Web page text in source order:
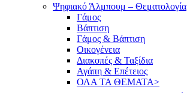
Ψηφιακό Άλμπουμ – Θεματολογία
Γάμος
Βάπτιση
Γάμος & Βάπτιση
Οικογένεια
Διακοπές & Ταξίδια
Αγάπη & Επέτειος
ΟΛΑ ΤΑ ΘΕΜΑΤΑ>